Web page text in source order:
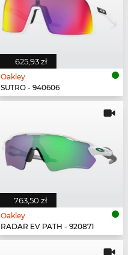
625,93 zł
Oakley
SUTRO - 940606
763,50 zł
Oakley
RADAR EV PATH - 920871